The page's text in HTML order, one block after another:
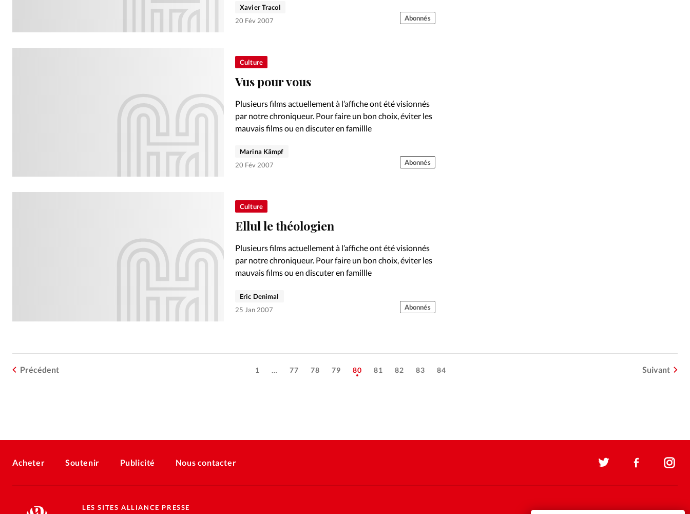
Xavier Tracol
20 Fév 2007
Abonnés
Culture
Vus pour vous
Plusieurs films actuellement à l’affiche ont été visionnés
par notre chroniqueur. Pour faire un bon choix, éviter les
mauvais films ou en discuter en famillle
Marina Kämpf
20 Fév 2007
Abonnés
Culture
Ellul le théologien
Plusieurs films actuellement à l’affiche ont été visionnés
par notre chroniqueur. Pour faire un bon choix, éviter les
mauvais films ou en discuter en famillle
Eric Denimal
25 Jan 2007
Abonnés
Précédent 1 … 77 78 79 80 81 82 83 84 Suivant
Acheter Soutenir Publicité Nous contacter
LES SITES ALLIANCE PRESSE